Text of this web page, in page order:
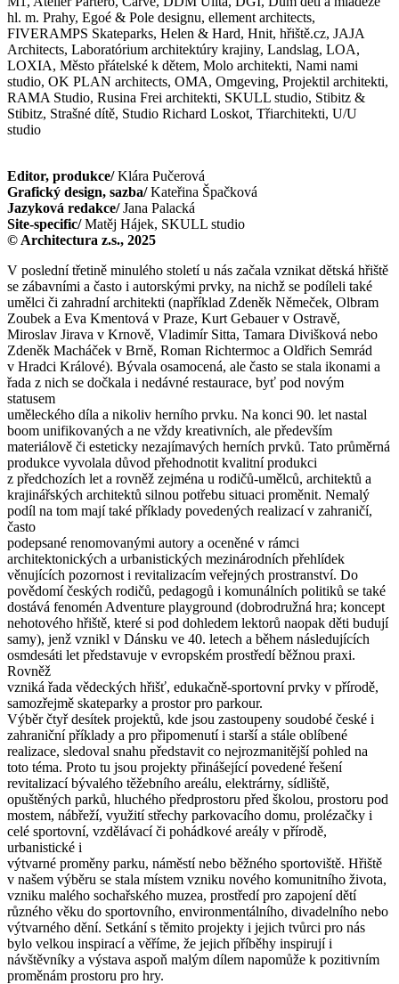
hl. m. Prahy, Egoé & Pole designu, ellement architects,
FIVERAMPS Skateparks, Helen & Hard, Hnit, hřiště.cz, JAJA
Architects, Laboratórium architektúry krajiny, Landslag, LOA,
LOXIA, Město přátelské k dětem, Molo architekti, Nami nami
studio, OK PLAN architects, OMA, Omgeving, Projektil architekti,
RAMA Studio, Rusina Frei architekti, SKULL studio, Stibitz &
Stibitz, Strašné dítě, Studio Richard Loskot, Třiarchitekti, U/U
studio
Editor, produkce/Klára Pučerová
Grafický design, sazba/Kateřina Špačková
Jazyková redakce/Jana Palacká
Site-specific/Matěj Hájek, SKULL studio
© Architectura z.s., 2025
V poslední třetině minulého století u nás začala vznikat dětská hřiště
se zábavními a často i autorskými prvky, na nichž se podíleli také
umělci či zahradní architekti (například Zdeněk Němeček, Olbram
Zoubek a Eva Kmentová v Praze, Kurt Gebauer v Ostravě,
Miroslav Jirava v Krnově, Vladimír Sitta, Tamara Divišková nebo
Zdeněk Macháček v Brně, Roman Richtermoc a Oldřich Semrád
v Hradci Králové). Bývala osamocená, ale často se stala ikonami a
řada z nich se dočkala i nedávné restaurace, byť pod novým
statusem
uměleckého díla a nikoliv herního prvku. Na konci 90. let nastal
boom unifikovaných a ne vždy kreativních, ale především
materiálově či esteticky nezajímavých herních prvků. Tato průměrná
produkce vyvolala důvod přehodnotit kvalitní produkci
z předchozích let a rovněž zejména u rodičů-umělců, architektů a
krajinářských architektů silnou potřebu situaci proměnit. Nemalý
podíl na tom mají také příklady povedených realizací v zahraničí,
často
podepsané renomovanými autory a oceněné v rámci
architektonických a urbanistických mezinárodních přehlídek
věnujících pozornost i revitalizacím veřejných prostranství. Do
povědomí českých rodičů, pedagogů i komunálních politiků se také
dostává fenomén Adventure playground (dobrodružná hra; koncept
nehotového hřiště, které si pod dohledem lektorů naopak děti budují
samy), jenž vznikl v Dánsku ve 40. letech a během následujících
osmdesáti let představuje v evropském prostředí běžnou praxi.
Rovněž
vzniká řada vědeckých hřišť, edukačně-sportovní prvky v přírodě,
samozřejmě skateparky a prostor pro parkour.
Výběr čtyř desítek projektů, kde jsou zastoupeny soudobé české i
zahraniční příklady a pro připomenutí i starší a stále oblíbené
realizace, sledoval snahu představit co nejrozmanitější pohled na
toto téma. Proto tu jsou projekty přinášející povedené řešení
revitalizací bývalého těžebního areálu, elektrárny, sídliště,
opuštěných parků, hluchého předprostoru před školou, prostoru pod
mostem, nábřeží, využití střechy parkovacího domu, prolézačky i
celé sportovní, vzdělávací či pohádkové areály v přírodě,
urbanistické i
výtvarné proměny parku, náměstí nebo běžného sportoviště. Hřiště
v našem výběru se stala místem vzniku nového komunitního života,
vzniku malého sochařského muzea, prostředí pro zapojení dětí
různého věku do sportovního, environmentálního, divadelního nebo
výtvarného dění. Setkání s těmito projekty i jejich tvůrci pro nás
bylo velkou inspirací a věříme, že jejich příběhy inspirují i
návštěvníky a výstava aspoň malým dílem napomůže k pozitivním
proměnám prostoru pro hry.